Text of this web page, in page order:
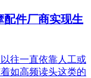
件厂商实现生
往一直依靠人工或
如高频读头这类的